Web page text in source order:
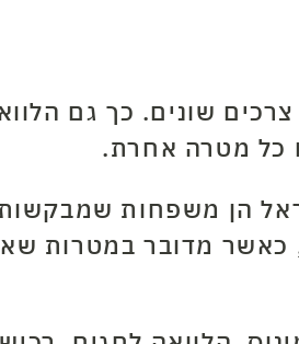
שונים. כך גם
כל מטרה אחרת.
הן משפחות שמבקשות
מדובר במטרות